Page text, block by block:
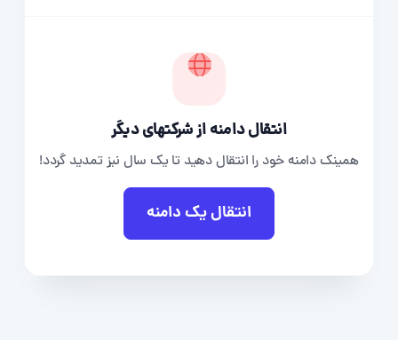
انتقال دامنه از شرکتهای دیگر
همینک دامنه خود را انتقال دهید تا یک سال نیز تمدید گردد!
انتقال یک دامنه